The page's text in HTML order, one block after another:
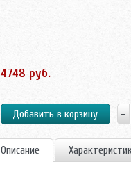
4748 руб.
Описание